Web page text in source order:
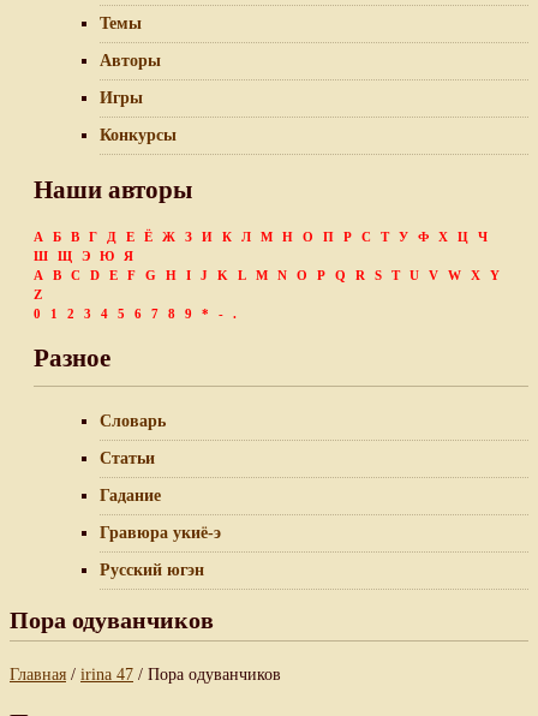
Темы
Авторы
Игры
Конкурсы
Наши авторы
А Б В Г Д Е Ё Ж З И К Л М Н О П Р С Т У Ф Х Ц
Ч
Ш
Щ Э Ю
Я
A
B C D E F G H I J K L M N O P Q R S T U V W X
Y
Z
0
1 2 3 4 5 6 7 8 9 * - .
Разное
Словарь
Статьи
Гадание
Гравюра укиё-э
Русский югэн
Пора одуванчиков
Главная / irina 47 / Пора одуванчиков